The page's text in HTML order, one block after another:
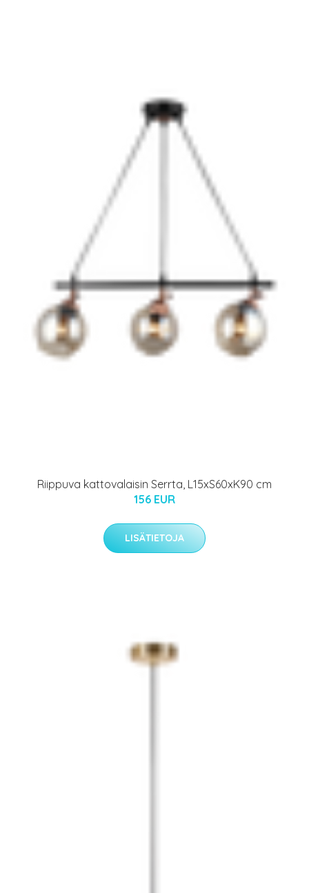
Riippuva kattovalaisin Serrta, L15xS60xK90 cm
156 EUR
LISÄTIETOJA